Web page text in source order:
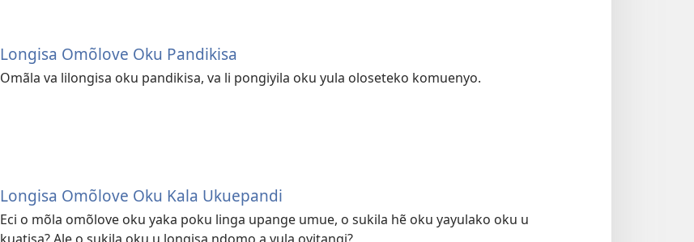
Longisa Omõlove Oku Pandikisa
Omãla va lilongisa oku pandikisa, va li pongiyila oku yula oloseteko komuenyo.
Longisa Omõlove Oku Kala Ukuepandi
Eci o mõla omõlove oku yaka poku linga upange umue, o sukila hẽ oku yayulako oku u